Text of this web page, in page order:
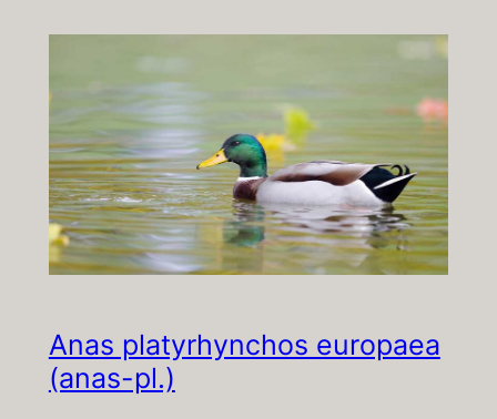
Anas platyrhynchos europaea
(anas-pl.)